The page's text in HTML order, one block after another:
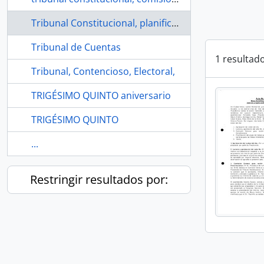
Tribunal Constitucional, planificación del grupo de trabajo
Tribunal de Cuentas
Tribunal, Contencioso, Electoral,
TRIGÉSIMO QUINTO aniversario
TRIGÉSIMO QUINTO
...
Restringir resultados por:
1